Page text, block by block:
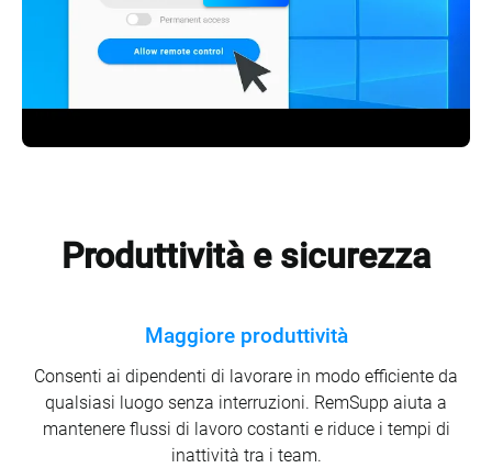
Produttività e sicurezza
Maggiore produttività
Consenti ai dipendenti di lavorare in modo efficiente da
qualsiasi luogo senza interruzioni. RemSupp aiuta a
mantenere flussi di lavoro costanti e riduce i tempi di
inattività tra i team.